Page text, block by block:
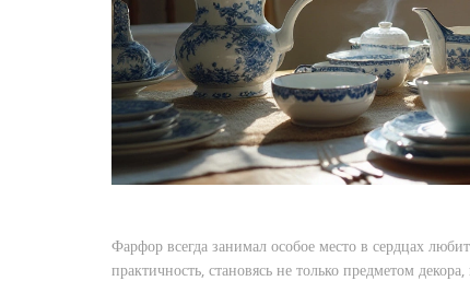
Фарфор всегда занимал особое место в сердцах
практичность, становясь не только предметом